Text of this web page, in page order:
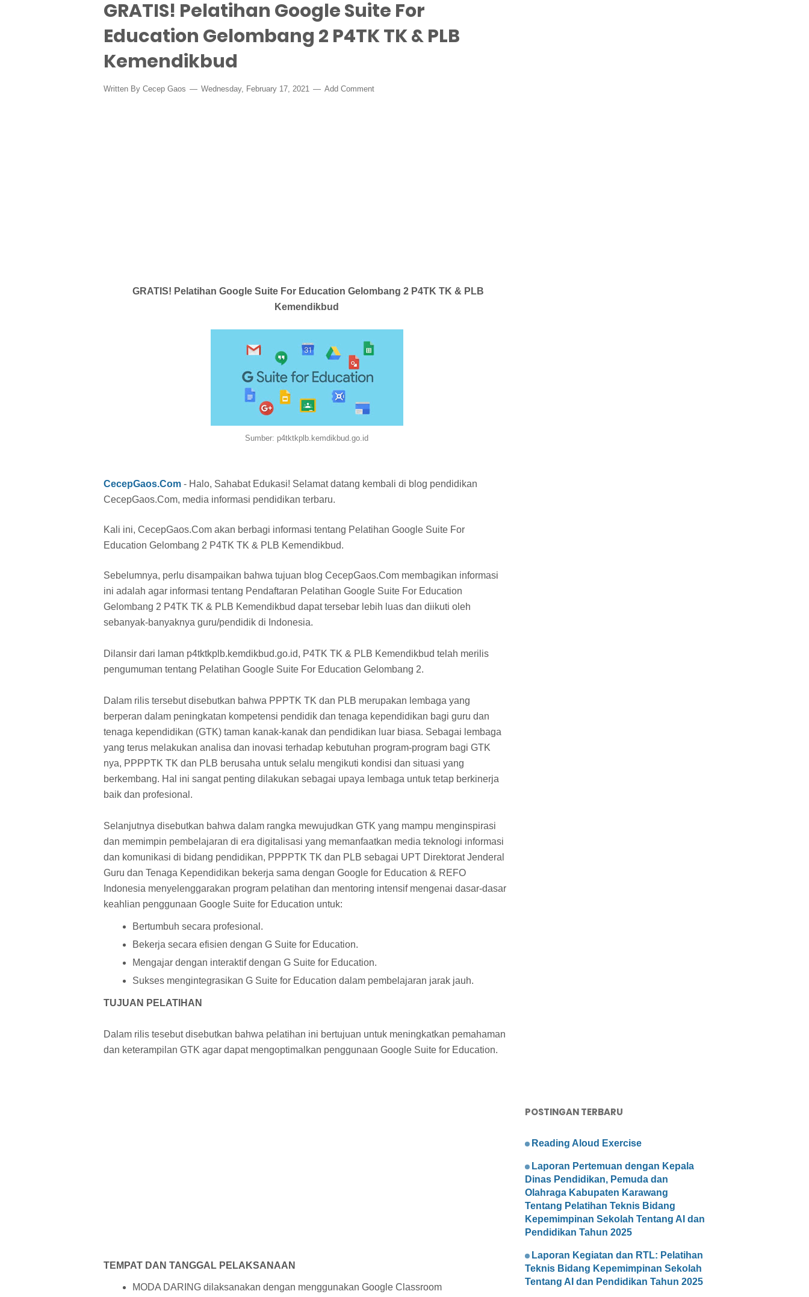
GRATIS! Pelatihan Google Suite For
Education Gelombang 2 P4TK TK & PLB
Kemendikbud
Written By Cecep Gaos Wednesday, February 17, 2021 Add Comment
GRATIS! Pelatihan Google Suite For Education Gelombang 2 P4TK TK & PLB
Kemendikbud
Sumber: p4tktkplb.kemdikbud.go.id
CecepGaos.Com - Halo, Sahabat Edukasi! Selamat datang kembali di blog pendidikan
CecepGaos.Com, media informasi pendidikan terbaru.
Kali ini, CecepGaos.Com akan berbagi informasi tentang Pelatihan Google Suite For
Education Gelombang 2 P4TK TK & PLB Kemendikbud.
Sebelumnya, perlu disampaikan bahwa tujuan blog CecepGaos.Com membagikan informasi
ini adalah agar informasi tentang Pendaftaran Pelatihan Google Suite For Education
Gelombang 2 P4TK TK & PLB Kemendikbud dapat tersebar lebih luas dan diikuti oleh
sebanyak-banyaknya guru/pendidik di Indonesia.
Dilansir dari laman p4tktkplb.kemdikbud.go.id, P4TK TK & PLB Kemendikbud telah merilis
pengumuman tentang Pelatihan Google Suite For Education Gelombang 2.
Dalam rilis tersebut disebutkan bahwa PPPTK TK dan PLB merupakan lembaga yang
berperan dalam peningkatan kompetensi pendidik dan tenaga kependidikan bagi guru dan
tenaga kependidikan (GTK) taman kanak-kanak dan pendidikan luar biasa. Sebagai lembaga
yang terus melakukan analisa dan inovasi terhadap kebutuhan program-program bagi GTK
nya, PPPPTK TK dan PLB berusaha untuk selalu mengikuti kondisi dan situasi yang
berkembang. Hal ini sangat penting dilakukan sebagai upaya lembaga untuk tetap berkinerja
baik dan profesional.
Selanjutnya disebutkan bahwa dalam rangka mewujudkan GTK yang mampu menginspirasi
dan memimpin pembelajaran di era digitalisasi yang memanfaatkan media teknologi informasi
dan komunikasi di bidang pendidikan, PPPPTK TK dan PLB sebagai UPT Direktorat Jenderal
Guru dan Tenaga Kependidikan bekerja sama dengan Google for Education & REFO
Indonesia menyelenggarakan program pelatihan dan mentoring intensif mengenai dasar-dasar
keahlian penggunaan Google Suite for Education untuk:
Bertumbuh secara profesional.
Bekerja secara efisien dengan G Suite for Education.
Mengajar dengan interaktif dengan G Suite for Education.
Sukses mengintegrasikan G Suite for Education dalam pembelajaran jarak jauh.
TUJUAN PELATIHAN
Dalam rilis tesebut disebutkan bahwa pelatihan ini bertujuan untuk meningkatkan pemahaman
dan keterampilan GTK agar dapat mengoptimalkan penggunaan Google Suite for Education.
TEMPAT DAN TANGGAL PELAKSANAAN
MODA DARING dilaksanakan dengan menggunakan Google Classroom
POSTINGAN TERBARU
Reading Aloud Exercise
Laporan Pertemuan dengan Kepala
Dinas Pendidikan, Pemuda dan
Olahraga Kabupaten Karawang
Tentang Pelatihan Teknis Bidang
Kepemimpinan Sekolah Tentang AI dan
Pendidikan Tahun 2025
Laporan Kegiatan dan RTL: Pelatihan
Teknis Bidang Kepemimpinan Sekolah
Tentang AI dan Pendidikan Tahun 2025